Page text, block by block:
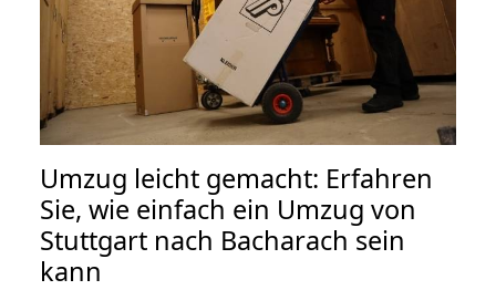
Umzug leicht gemacht: Erfahren
Sie, wie einfach ein Umzug von
Stuttgart nach Bacharach sein
kann